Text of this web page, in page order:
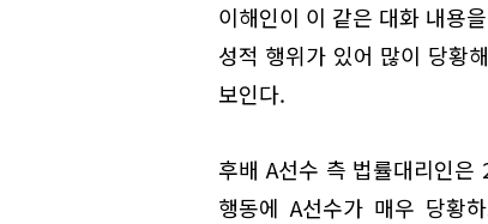
이해인이 이 같은 대화 내용
성적 행위가 있어 많이 당황
보인다.
후배 A선수 측 법률대리인
행동에 A선수가 매우 당황